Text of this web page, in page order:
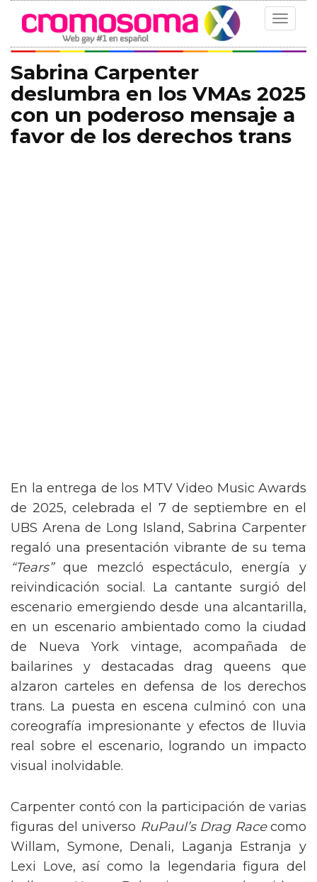
Toggle
Sabrina Carpenter
deslumbra en los VMAs 2025
con un poderoso mensaje a
favor de los derechos trans
En la entrega de los MTV Video Music Awards
de 2025, celebrada el 7 de septiembre en el
UBS Arena de Long Island, Sabrina Carpenter
regaló una presentación vibrante de su tema
“Tears”que mezcló espectáculo, energía y
reivindicación social. La cantante surgió del
escenario emergiendo desde una alcantarilla,
en un escenario ambientado como la ciudad
de Nueva York vintage, acompañada de
bailarines y destacadas drag queens que
alzaron carteles en defensa de los derechos
trans. La puesta en escena culminó con una
coreografía impresionante y efectos de lluvia
real sobre el escenario, logrando un impacto
visual inolvidable.
Carpenter contó con la participación de varias
figuras del universo RuPaul’s Drag Racecomo
Willam, Symone, Denali, Laganja Estranja y
Lexi Love, así como la legendaria figura del